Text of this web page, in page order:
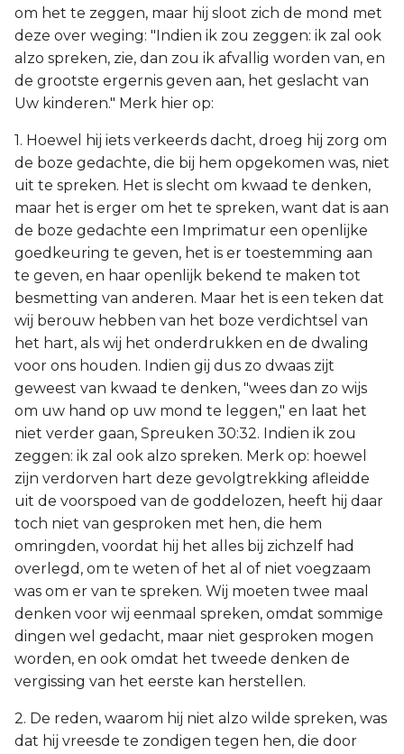
om het te zeggen, maar hij sloot zich de mond met
deze over weging: "Indien ik zou zeggen: ik zal ook
alzo spreken, zie, dan zou ik afvallig worden van, en
de grootste ergernis geven aan, het geslacht van
Uw kinderen." Merk hier op:
1. Hoewel hij iets verkeerds dacht, droeg hij zorg om
de boze gedachte, die bij hem opgekomen was, niet
uit te spreken. Het is slecht om kwaad te denken,
maar het is erger om het te spreken, want dat is aan
de boze gedachte een Imprimatur een openlijke
goedkeuring te geven, het is er toestemming aan
te geven, en haar openlijk bekend te maken tot
besmetting van anderen. Maar het is een teken dat
wij berouw hebben van het boze verdichtsel van
het hart, als wij het onderdrukken en de dwaling
voor ons houden. Indien gij dus zo dwaas zijt
geweest van kwaad te denken, "wees dan zo wijs
om uw hand op uw mond te leggen," en laat het
niet verder gaan, Spreuken 30:32. Indien ik zou
zeggen: ik zal ook alzo spreken. Merk op: hoewel
zijn verdorven hart deze gevolgtrekking afleidde
uit de voorspoed van de goddelozen, heeft hij daar
toch niet van gesproken met hen, die hem
omringden, voordat hij het alles bij zichzelf had
overlegd, om te weten of het al of niet voegzaam
was om er van te spreken. Wij moeten twee maal
denken voor wij eenmaal spreken, omdat sommige
dingen wel gedacht, maar niet gesproken mogen
worden, en ook omdat het tweede denken de
vergissing van het eerste kan herstellen.
2. De reden, waarom hij niet alzo wilde spreken, was
dat hij vreesde te zondigen tegen hen, die door